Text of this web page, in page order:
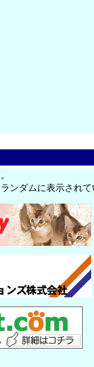
ンダムに表示され